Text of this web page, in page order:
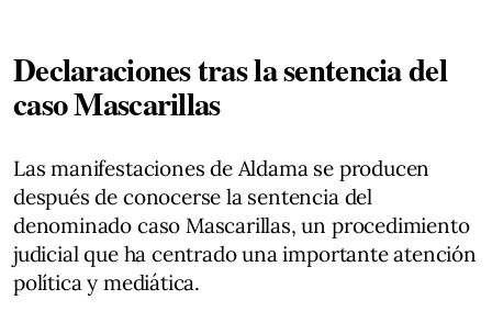
Declaraciones tras la sentencia del
caso Mascarillas
Las manifestaciones de Aldama se producen
después de conocerse la sentencia del
denominado caso Mascarillas, un procedimiento
judicial que ha centrado una importante atención
política y mediática.